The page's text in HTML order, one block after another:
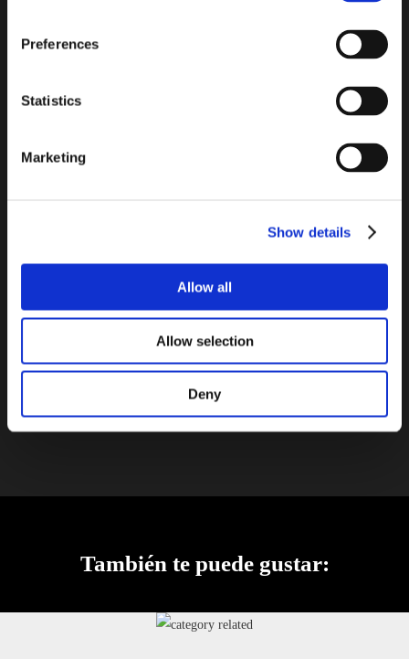
Preferences
Statistics
Marketing
Show details
Allow all
Allow selection
Deny
projects in which character,
main attractions.
Bloque de vidrio diseñado para estructuras verticales en una
Llenos de personalidad, los bloques de vidrio Basic Imperial
son perfectos para proyectos especiales en los que el carácter, la
calidez y la originalidad son los principales atractivos.
También te puede gustar: